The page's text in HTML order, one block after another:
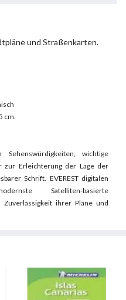
und Straßenkarten.
cm.
Sehenswürdigkeiten, wichtige
zur Erleichterung der Lage der
Schrift. EVEREST digitalen
Satelliten-basierte
ihrer Pläne und